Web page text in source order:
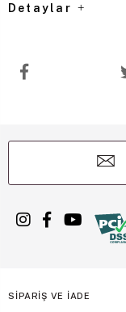
Detaylar
SİPARİŞ VE İADE